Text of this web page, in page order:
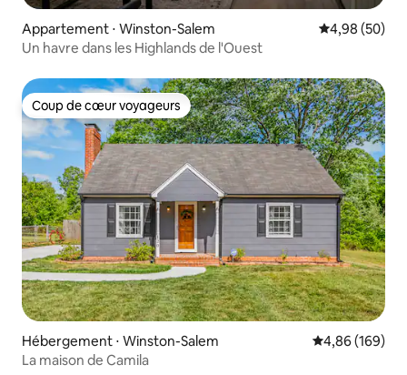
Appartement ⋅ Winston-Salem Évaluation
4,98 (50)
Un havre dans les Highlands de l'Ouest
Coup de cœur voyageurs
Coup de cœur voyageurs
Hébergement ⋅ Winston-Salem Évaluation
4,86 (169)
La maison de Camila